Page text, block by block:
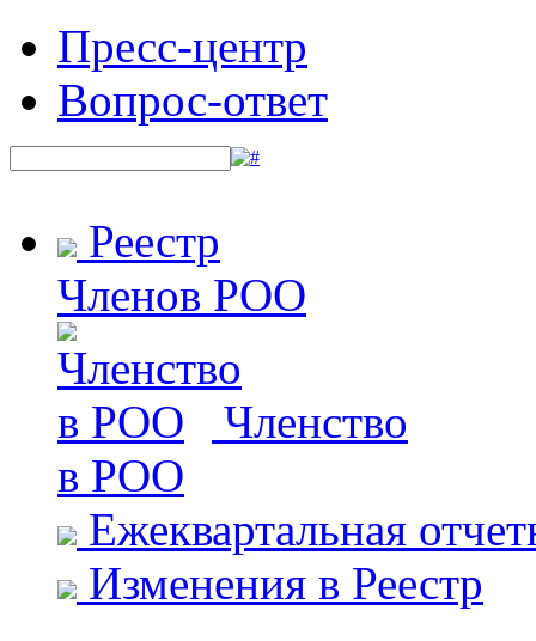
Пресс-центр
Вопрос-ответ
Реестр
Членов РОО
Членство
в РОО
Ежеквартальная
Изменения в Реестр